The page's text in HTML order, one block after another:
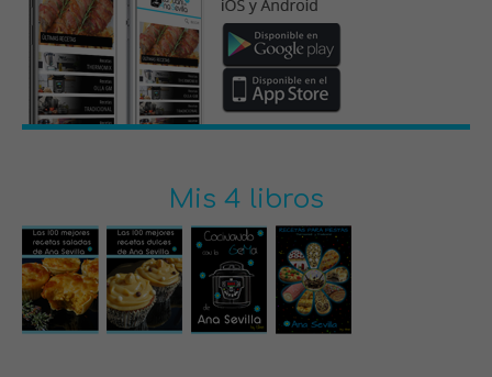
Mis 4 libros